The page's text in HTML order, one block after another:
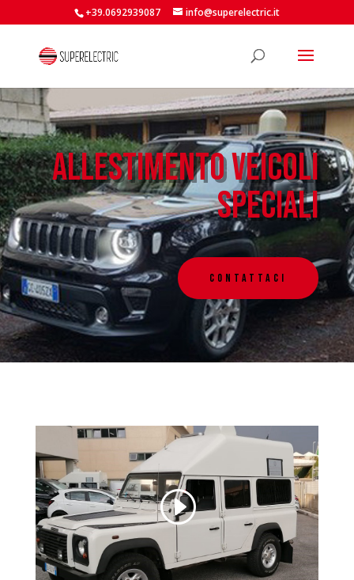
+39.0692939087 info@superelectric.it
Allestimento Veicoli
Speciali
Contattaci